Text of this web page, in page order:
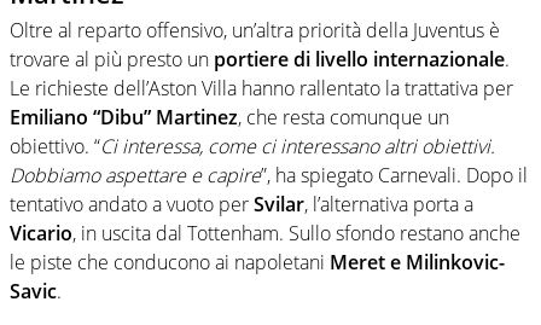
Oltre al reparto offensivo, un’altra priorità della Juventus è
trovare al più presto un portiere di livello internazionale.
Le richieste dell’Aston Villa hanno rallentato la trattativa per
Emiliano “Dibu” Martinez, che resta comunque un
obiettivo. “Ci interessa, come ci interessano altri obiettivi.
Dobbiamo aspettare e capire”, ha spiegato Carnevali. Dopo il
tentativo andato a vuoto perSvilar, l’alternativa porta a
Vicario, in uscita dal Tottenham. Sullo sfondo restano anche
le piste che conducono ai napoletani Meret e Milinkovic-
Savic.